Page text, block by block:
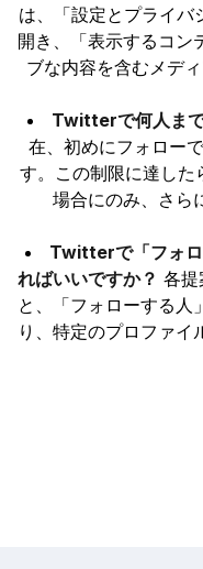
は、「設定とプライ
開き、「表示するコン
ブな内容を含むメデ
Twitterで何人ま
在、初めにフォロー
す。この制限に達し
場合にのみ、さら
Twitterで「フォロ
ればいいですか？ 各提
と、「フォローする人
り、特定のプロファイ